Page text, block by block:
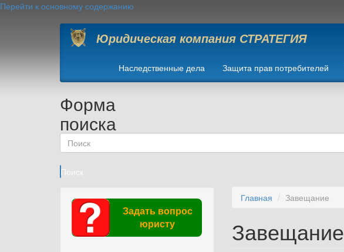
Перейти к основному содержанию
Юридическая компания СТРАТЕГИЯ
Наследственные дела Защита прав потребителей
Форма
поиска
Поиск
Задать вопрос
юристу
Главная Завещание
Завещание